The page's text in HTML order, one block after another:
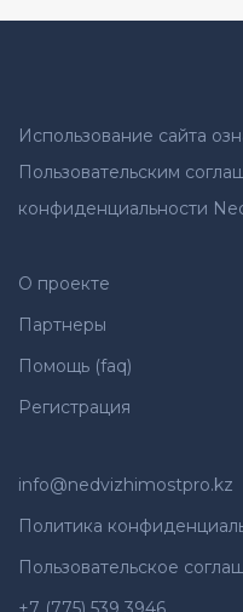
Использование сайта
Пользовательским
конфиденциальности
О проекте
Партнеры
Помощь (faq)
Регистрация
info@nedvizhimostpro.kz
Политика
Пользовательское